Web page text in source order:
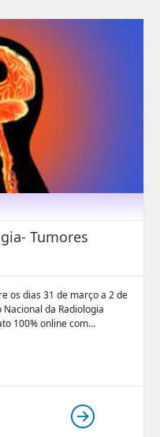
Tumores
os dias 31 de março a 2 de
da Radiologia
100% online com...